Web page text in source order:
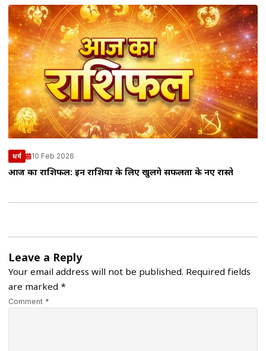
धर्म 10 Feb 2026
आज का राशिफल: इन राशियों के लिए खुलेंगे सफलता के नए रास्ते
Leave a Reply
Your email address will not be published. Required fields
are marked *
Comment *